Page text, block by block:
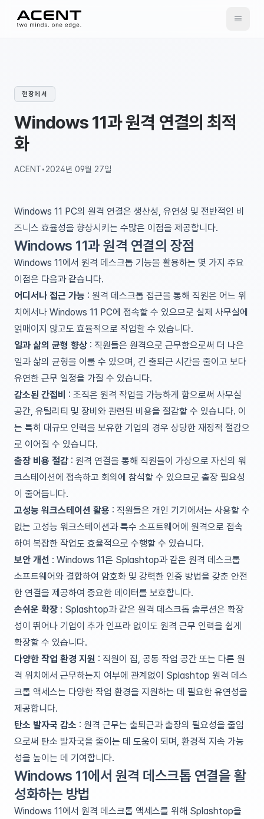
ACENT
현장에서
Windows 11과 원격 연결의 최적
화
ACENT•2024년 09월 27일
Windows 11 PC의 원격 연결은 생산성, 유연성 및 전반적인 비
즈니스 효율성을 향상시키는 수많은 이점을 제공합니다.
Windows 11과 원격 연결의 장점
Windows 11에서 원격 데스크톱 기능을 활용하는 몇 가지 주요
이점은 다음과 같습니다.
어디서나 접근 가능 : 원격 데스크톱 접근을 통해 직원은 어느 위
치에서나 Windows 11 PC에 접속할 수 있으므로 실제 사무실에
얽매이지 않고도 효율적으로 작업할 수 있습니다.
일과 삶의 균형 향상 : 직원들은 원격으로 근무함으로써 더 나은
일과 삶의 균형을 이룰 수 있으며, 긴 출퇴근 시간을 줄이고 보다
유연한 근무 일정을 가질 수 있습니다.
감소된 간접비 : 조직은 원격 작업을 가능하게 함으로써 사무실
공간, 유틸리티 및 장비와 관련된 비용을 절감할 수 있습니다. 이
는 특히 대규모 인력을 보유한 기업의 경우 상당한 재정적 절감으
로 이어질 수 있습니다.
출장 비용 절감 : 원격 연결을 통해 직원들이 가상으로 자신의 워
크스테이션에 접속하고 회의에 참석할 수 있으므로 출장 필요성
이 줄어듭니다.
고성능 워크스테이션 활용 : 직원들은 개인 기기에서는 사용할 수
없는 고성능 워크스테이션과 특수 소프트웨어에 원격으로 접속
하여 복잡한 작업도 효율적으로 수행할 수 있습니다.
보안 개선 : Windows 11은 Splashtop과 같은 원격 데스크톱
소프트웨어와 결합하여 암호화 및 강력한 인증 방법을 갖춘 안전
한 연결을 제공하여 중요한 데이터를 보호합니다.
손쉬운 확장 : Splashtop과 같은 원격 데스크톱 솔루션은 확장
성이 뛰어나 기업이 추가 인프라 없이도 원격 근무 인력을 쉽게
확장할 수 있습니다.
다양한 작업 환경 지원 : 직원이 집, 공동 작업 공간 또는 다른 원
격 위치에서 근무하는지 여부에 관계없이 Splashtop 원격 데스
크톱 액세스는 다양한 작업 환경을 지원하는 데 필요한 유연성을
제공합니다.
탄소 발자국 감소 : 원격 근무는 출퇴근과 출장의 필요성을 줄임
으로써 탄소 발자국을 줄이는 데 도움이 되며, 환경적 지속 가능
성을 높이는 데 기여합니다.
Windows 11에서 원격 데스크톱 연결을 활
성화하는 방법
Windows 11에서 원격 데스크톱 액세스를 위해 Splashtop을